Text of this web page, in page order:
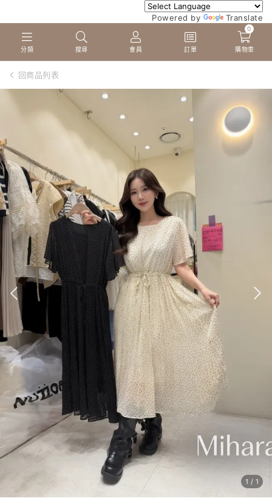
Powered by Translate
分類 搜尋 會員 訂單
0
購物車
回商品列表
1 / 1